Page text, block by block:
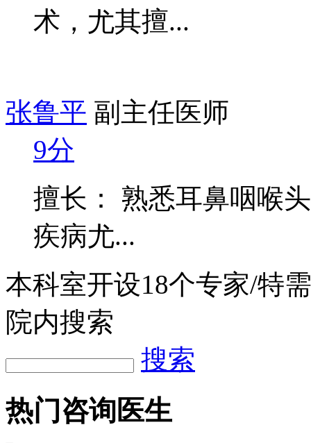
术，尤其擅...
张鲁平 副主任医师
9分
擅长： 熟悉耳鼻咽喉
疾病尤...
本科室开设18个专家/特
院内搜索
搜索
热门咨询医生